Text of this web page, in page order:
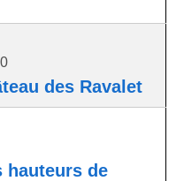
des Ravalet
hauteurs de